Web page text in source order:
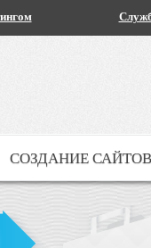
СОЗДАНИЕ САЙТОВ